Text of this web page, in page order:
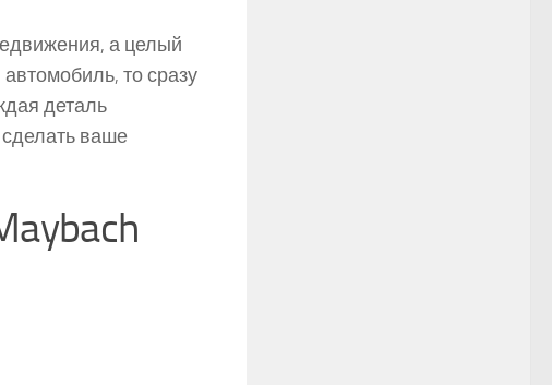
а целый
то сразу
деталь
ваше